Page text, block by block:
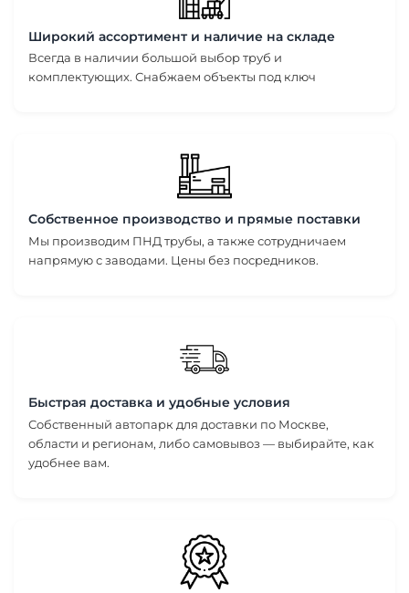
Широкий ассортимент и наличие на складе
Всегда в наличии большой выбор труб и
комплектующих. Снабжаем объекты под ключ
Собственное производство и прямые поставки
Мы производим ПНД трубы, а также сотрудничаем
напрямую с заводами. Цены без посредников.
Быстрая доставка и удобные условия
Собственный автопарк для доставки по Москве,
области и регионам, либо самовывоз — выбирайте, как
удобнее вам.